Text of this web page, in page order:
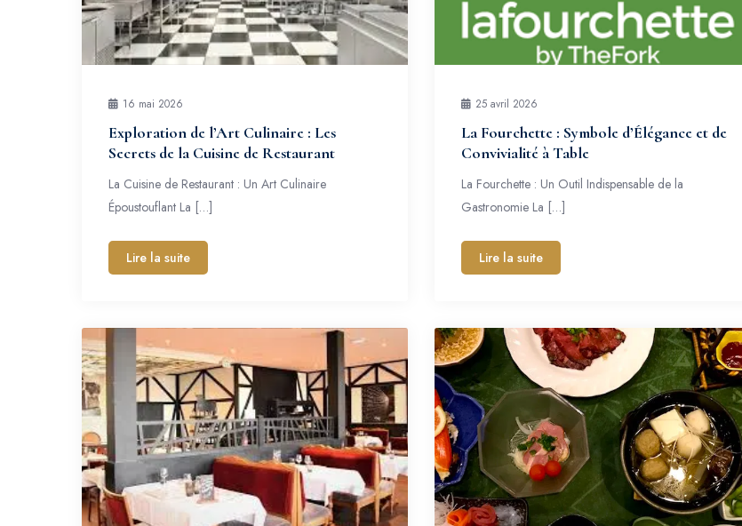
16 mai 2026
Exploration de l’Art Culinaire : Les
Secrets de la Cuisine de Restaurant
La Cuisine de Restaurant : Un Art Culinaire
Époustouflant La […]
Lire la suite
25 avril 2026
La Fourchette : Symbole d’Élégance et de
Convivialité à Table
La Fourchette : Un Outil Indispensable de la
Gastronomie La […]
Lire la suite